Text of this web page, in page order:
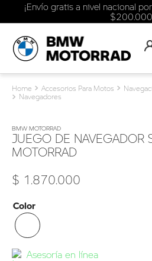
¡Envío gratis a nivel nacional
Accesorios Para Motos
Navegadores
BMW MOTORRAD
JUEGO DE NAVEGADOR
MOTORRAD
$ 1.870.000
Color
Asesoría en línea